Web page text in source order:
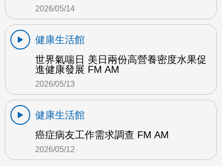
2026/05/14
健康生活館
世界氣喘日 美日兩份高營養密度水果促
進健康發展 FM AM
2026/05/13
健康生活館
癌症病友工作需求調查 FM AM
2026/05/12